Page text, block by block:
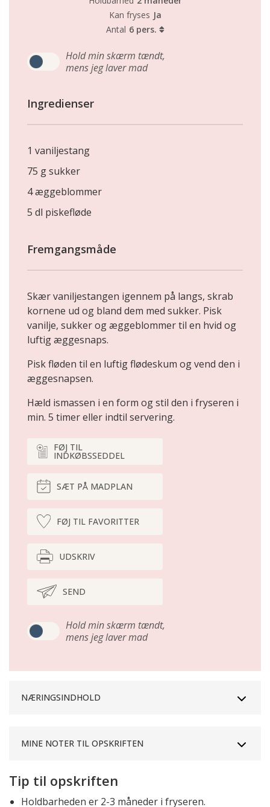
Kan fryses Ja
Antal 6 pers.
Hold min skærm tændt,
mens jeg laver mad
Ingredienser
1 vaniljestang
75 g sukker
4 æggeblommer
5 dl piskefløde
Fremgangsmåde
Skær vaniljestangen igennem på langs, skrab
kornene ud og bland dem med sukker. Pisk
vanilje, sukker og æggeblommer til en hvid og
luftig æggesnaps.
Pisk fløden til en luftig flødeskum og vend den i
æggesnapsen.
Hæld ismassen i en form og stil den i fryseren i
min. 5 timer eller indtil servering.
FØJ TIL
INDKØBSSEDDEL
SÆT PÅ MADPLAN
FØJ TIL FAVORITTER
UDSKRIV
SEND
Hold min skærm tændt,
mens jeg laver mad
NÆRINGSINDHOLD
MINE NOTER TIL OPSKRIFTEN
Tip til opskriften
Holdbarheden er 2-3 måneder i fryseren.